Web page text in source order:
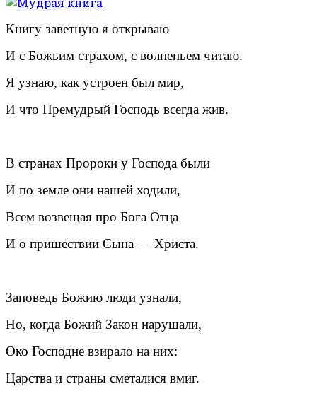
Книгу заветную я открываю
И с Божьим страхом, с волненьем читаю.
Я узнаю, как устроен был мир,
И что Премудрый Господь всегда жив.
В странах Пророки у Господа были
И по земле они нашей ходили,
Всем возвещая про Бога Отца
И о пришествии Сына — Христа.
Заповедь Божию люди узнали,
Но, когда Божий Закон нарушали,
Око Господне взирало на них:
Царства и страны сметалися вмиг.